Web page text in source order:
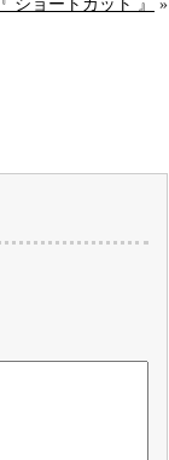
『 ショートカット 』 »